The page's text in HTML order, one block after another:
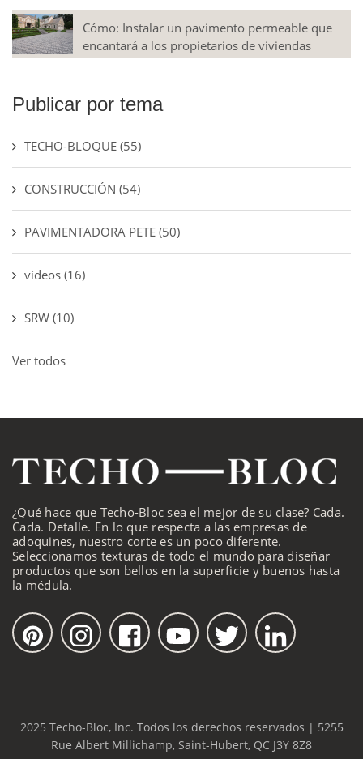
Cómo: Instalar un pavimento permeable que
encantará a los propietarios de viviendas
Publicar por tema
TECHO-BLOQUE (55)
CONSTRUCCIÓN (54)
PAVIMENTADORA PETE (50)
vídeos (16)
SRW (10)
Ver todos
¿Qué hace que Techo-Bloc sea el mejor de su clase? Cada.
Cada. Detalle. En lo que respecta a las empresas de
adoquines, nuestro corte es un poco diferente.
Seleccionamos texturas de todo el mundo para diseñar
productos que son bellos en la superficie y buenos hasta
la médula.
2025 Techo-Bloc, Inc. Todos los derechos reservados | 5255
Rue Albert Millichamp, Saint-Hubert, QC J3Y 8Z8